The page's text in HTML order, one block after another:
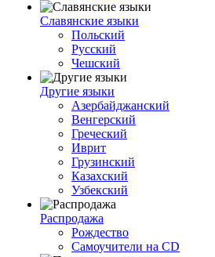
Славянские языки
Польский
Русский
Чешский
Другие языки
Азербайджанский
Венгерский
Греческий
Иврит
Грузинский
Казахский
Узбекский
Распродажа
Рождество
Самоучители на CD